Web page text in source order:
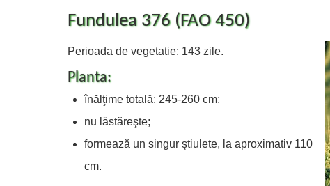
Fundulea 376 (FAO 450)
Perioada de vegetatie: 143 zile.
Planta:
înălţime totală: 245-260 cm;
nu lăstăreşte;
formează un singur ştiulete, la aproximativ 110
cm.